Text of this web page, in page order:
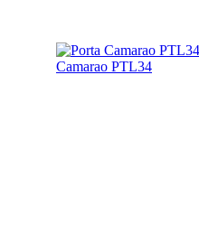
Camarao PTL34